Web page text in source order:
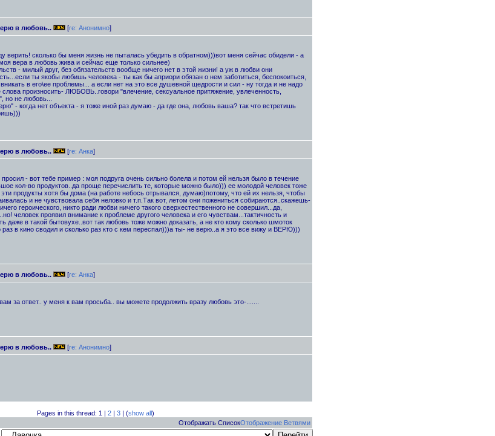
в любовь.. [re: Анонимно]
верить! сколько бы меня жизнь не пыталась убедить в обратном)))вот меня сейчас обидели - а
вера в любовь жива и сейчас еще только сильнее)
- милый друг, без обязательств вообще ничего нет в этой жизни! а уж в любви они
ты якобы любишь человека - ты как бы априори обязан о нем заботиться, беспокоиться,
в его\ее проблемы... а если нет на это все душевной щедрости и сил - ну тогда и не надо
слова произносить- ЛЮБОВЬ..говори "влечение, сексуальное притяжение, увлеченность,
но не любовь...
- когда нет объекта - я тоже иной раз думаю - да где она, любовь ваша? так что встретишь
в любовь.. [re: Анка]
- вот тебе пример : моя подруга очень сильно болела и потом ей нельзя было в течение
кол-во продуктов..да проще перечислить те, которые можно было))) ее молодой человек тоже
эти продукты хотя бы дома (на работе небось отрывался, думаю)потому, что ей их нельзя, чтобы
и не чувствовала себя неловко и т.п.Так вот, летом они пожениться собираются..скажешь-
героического, никто ради любви ничего такого сверхестественного не совершил...да,
человек проявил внимание к проблеме другого человека и его чувствам...тактичность и
даже в такой бытовухе..вот так любовь тоже можно доказать, а не кто кому сколько шмоток
раз в кино сводил и сколько раз кто с кем переспал)))а ты- не верю..а я это все вижу и ВЕРЮ)))
в любовь.. [re: Анка]
за ответ.. у меня к вам просьба.. вы можете продолжить вразу любовь это-.......
в любовь.. [re: Анонимно]
Pages in this thread: 1 | 2| 3| (show all)
Отображать СписокОтображение Ветвями